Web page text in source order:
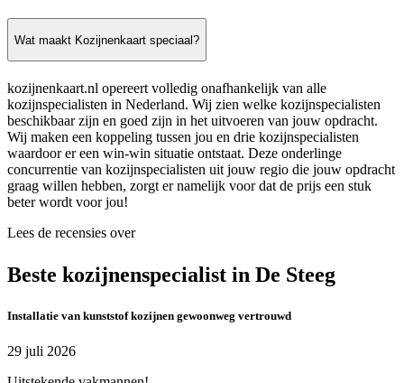
Wat maakt Kozijnenkaart speciaal?
kozijnenkaart.nl opereert volledig onafhankelijk van alle
kozijnspecialisten in Nederland. Wij zien welke kozijnspecialisten
beschikbaar zijn en goed zijn in het uitvoeren van jouw opdracht.
Wij maken een koppeling tussen jou en drie kozijnspecialisten
waardoor er een win-win situatie ontstaat. Deze onderlinge
concurrentie van kozijnspecialisten uit jouw regio die jouw opdracht
graag willen hebben, zorgt er namelijk voor dat de prijs een stuk
beter wordt voor jou!
Lees de recensies over
Beste kozijnenspecialist in De Steeg
Installatie van kunststof kozijnen gewoonweg vertrouwd
29 juli 2026